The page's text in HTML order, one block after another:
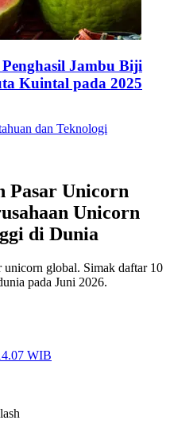
Jambu Biji
Kuintal pada 2025
dan Teknologi
Pasar Unicorn
Unicorn
di Dunia
unicorn global. Simak daftar 10
pada Juni 2026.
WIB